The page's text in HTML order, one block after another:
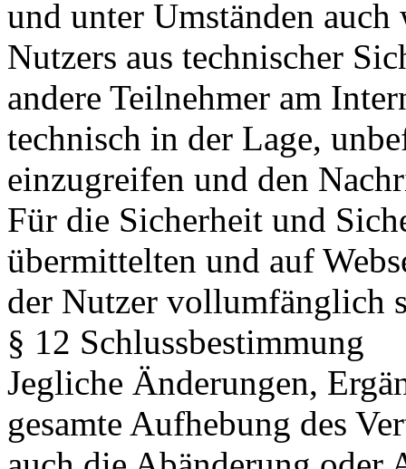
und unter Umständen auch
Nutzers aus technischer
andere Teilnehmer am
technisch in der Lage,
einzugreifen und den
Für die Sicherheit und
übermittelten und auf
der Nutzer vollumfänglich
§ 12 Schlussbestimmung
Jegliche Änderungen,
gesamte Aufhebung des